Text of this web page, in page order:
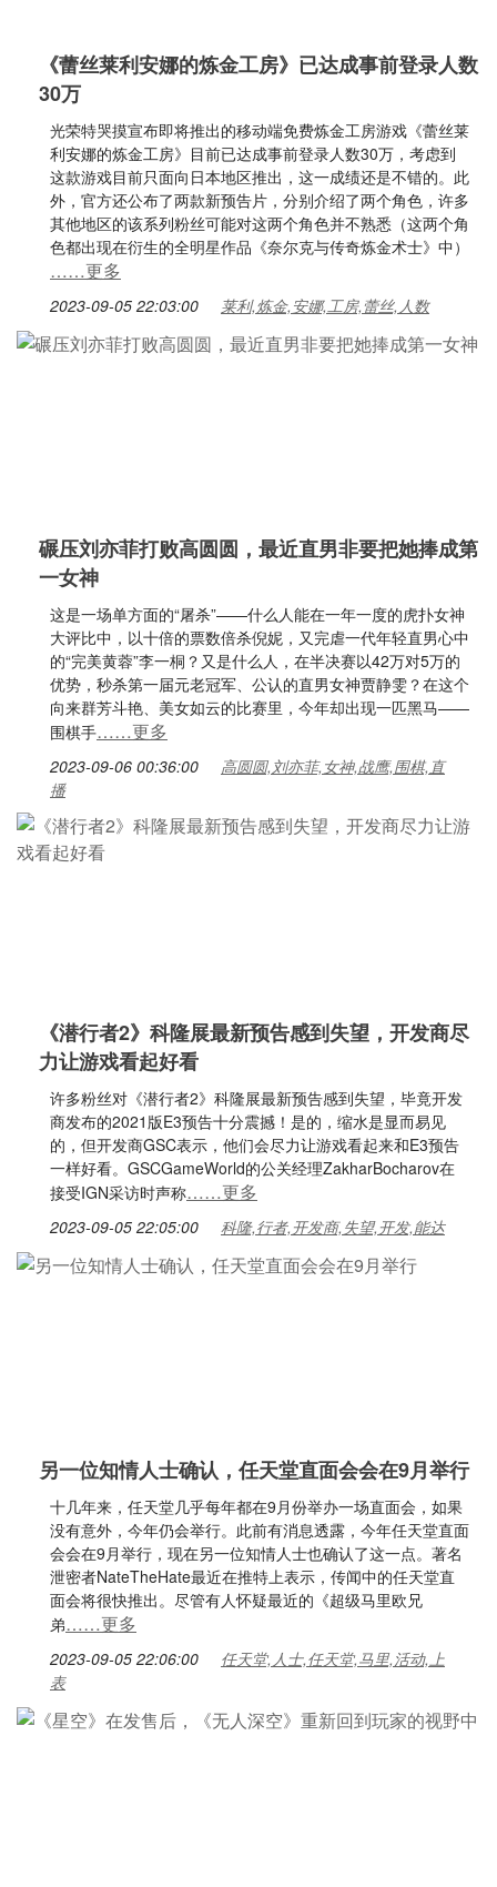
《蕾丝莱利安娜的炼金工房》已达成事前登录人数
30万
光荣特哭摸宣布即将推出的移动端免费炼金工房游戏《蕾丝莱
利安娜的炼金工房》目前已达成事前登录人数30万，考虑到
这款游戏目前只面向日本地区推出，这一成绩还是不错的。此
外，官方还公布了两款新预告片，分别介绍了两个角色，许多
其他地区的该系列粉丝可能对这两个角色并不熟悉（这两个角
色都出现在衍生的全明星作品《奈尔克与传奇炼金术士》中）
……更多
2023-09-05 22:03:00 莱利,炼金,安娜,工房,蕾丝,人数
碾压刘亦菲打败高圆圆，最近直男非要把她捧成第
一女神
这是一场单方面的“屠杀”——什么人能在一年一度的虎扑女神
大评比中，以十倍的票数倍杀倪妮，又完虐一代年轻直男心中
的“完美黄蓉”李一桐？又是什么人，在半决赛以42万对5万的
优势，秒杀第一届元老冠军、公认的直男女神贾静雯？在这个
向来群芳斗艳、美女如云的比赛里，今年却出现一匹黑马——
围棋手……更多
2023-09-06 00:36:00
高圆圆,刘亦菲,女神,战鹰,围棋,直
播
《潜行者2》科隆展最新预告感到失望，开发商尽
力让游戏看起好看
许多粉丝对《潜行者2》科隆展最新预告感到失望，毕竟开发
商发布的2021版E3预告十分震撼！是的，缩水是显而易见
的，但开发商GSC表示，他们会尽力让游戏看起来和E3预告
一样好看。GSCGameWorld的公关经理ZakharBocharov在
接受IGN采访时声称……更多
2023-09-05 22:05:00 科隆,行者,开发商,失望,开发,能达
另一位知情人士确认，任天堂直面会会在9月举行
十几年来，任天堂几乎每年都在9月份举办一场直面会，如果
没有意外，今年仍会举行。此前有消息透露，今年任天堂直面
会会在9月举行，现在另一位知情人士也确认了这一点。著名
泄密者NateTheHate最近在推特上表示，传闻中的任天堂直
面会将很快推出。尽管有人怀疑最近的《超级马里欧兄
弟……更多
2023-09-05 22:06:00
任天堂,人士,任天堂,马里,活动,上
表